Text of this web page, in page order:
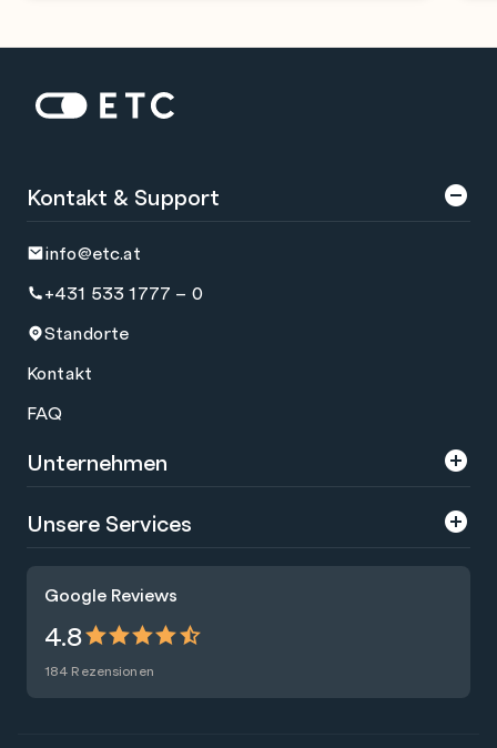
Startseite: ETC
Google Reviews
4.8
184 Rezensionen
Kontakt & Support
info@etc.at
+431 533 1777 – 0
Standorte
Kontakt
FAQ
Unternehmen
Über uns
Presse
Nachhaltigkeit
Blog
Unsere Services